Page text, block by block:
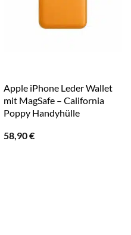
Apple iPhone Leder Wallet
mit MagSafe – California
Poppy Handyhülle
58,90€